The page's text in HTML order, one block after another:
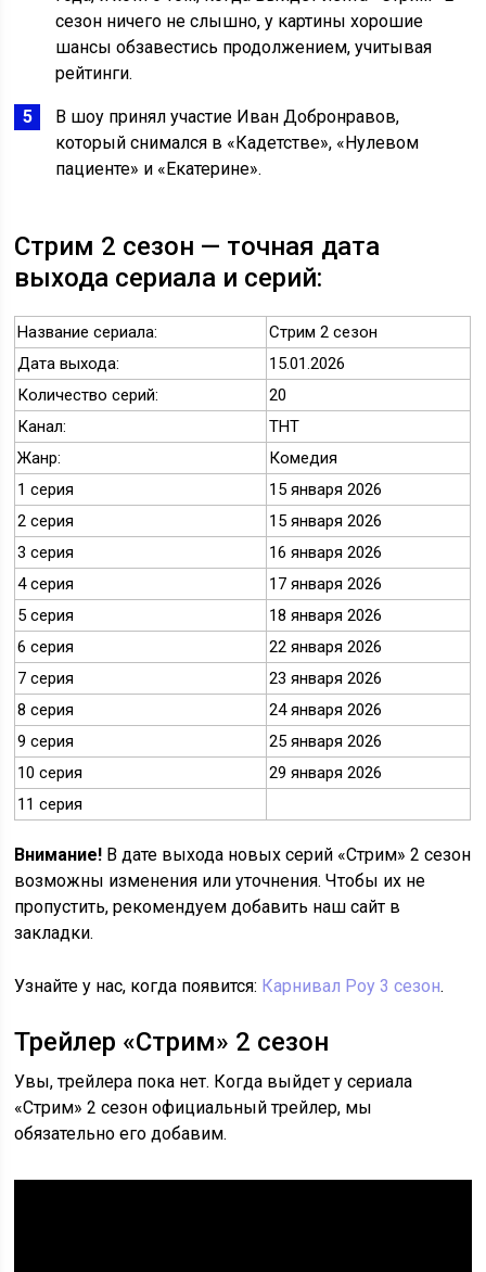
сезон ничего не слышно, у картины хорошие
шансы обзавестись продолжением, учитывая
рейтинги.
В шоу принял участие Иван Добронравов,
который снимался в «Кадетстве», «Нулевом
пациенте» и «Екатерине».
Стрим 2 сезон — точная дата
выхода сериала и серий:
Название сериала:
Стрим 2 сезон
Дата выхода:
15.01.2026
Количество серий:
20
Канал:
ТНТ
Жанр:
Комедия
1 серия
15 января 2026
2 серия
15 января 2026
3 серия
16 января 2026
4 серия
17 января 2026
5 серия
18 января 2026
6 серия
22 января 2026
7 серия
23 января 2026
8 серия
24 января 2026
9 серия
25 января 2026
10 серия
29 января 2026
11 серия
Внимание! В дате выхода новых серий «Стрим» 2 сезон
возможны изменения или уточнения. Чтобы их не
пропустить, рекомендуем добавить наш сайт в
закладки.
Узнайте у нас, когда появится: Карнивал Роу 3 сезон.
Трейлер «Стрим» 2 сезон
Увы, трейлера пока нет. Когда выйдет у сериала
«Стрим» 2 сезон официальный трейлер, мы
обязательно его добавим.